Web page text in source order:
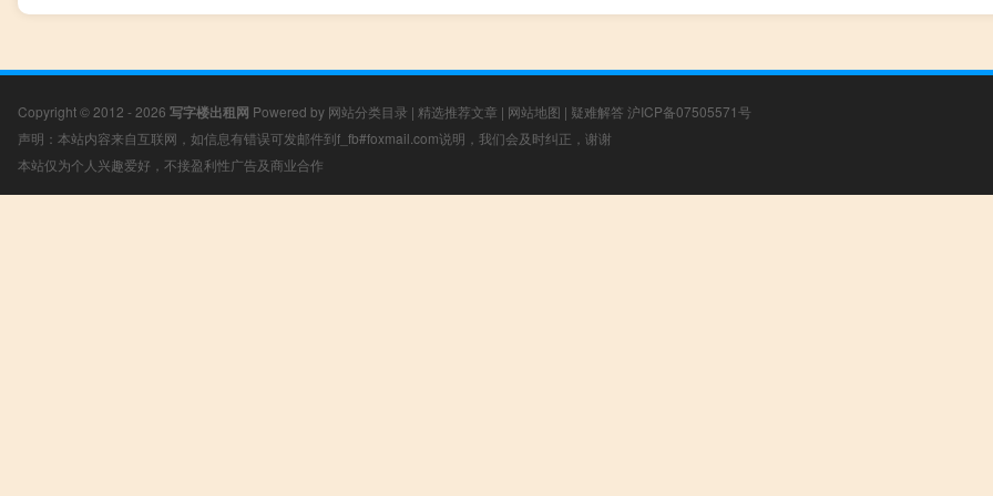
Copyright © 2012 - 2026 写字楼出租网 Powered by 网站分类目录 | 精选推荐文章 | 网站地图 | 疑难解答 沪ICP备07505571号
声明：本站内容来自互联网，如信息有错误可发邮件到f_fb#foxmail.com说明，我们会及时纠正，谢谢
本站仅为个人兴趣爱好，不接盈利性广告及商业合作